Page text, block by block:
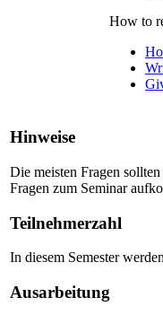
How to
Hinweise
Die meisten Fragen
Fragen zum Seminar
Teilnehmerzahl
In diesem Semester
Ausarbeitung